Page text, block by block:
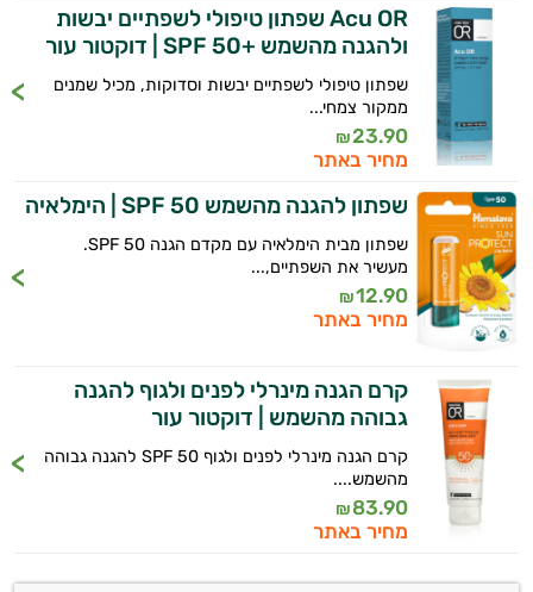
מותגים
היגיינת
היגיינה
נשית
טיפוח
הציפורניים
אביזרי
טיפוח
הגנה
Acu OR שפתון טיפולי לשפתיים יבשות
ולהגנה מהשמש +SPF 50 | דוקטור עור
שפתון טיפולי לשפתיים יבשות וסדוקות, מכיל שמנים
ממקור צמחי...
23.90
₪
מחיר באתר
שפתון להגנה מהשמש 50 SPF | הימלאיה
שפתון מבית הימלאיה עם מקדם הגנה 50 SPF.
מעשיר את השפתיים,...
12.90
₪
מחיר באתר
קרם הגנה מינרלי לפנים ולגוף להגנה
גבוהה מהשמש | דוקטור עור
קרם הגנה מינרלי לפנים ולגוף 50 SPF להגנה גבוהה
מהשמש....
83.90
₪
מחיר באתר